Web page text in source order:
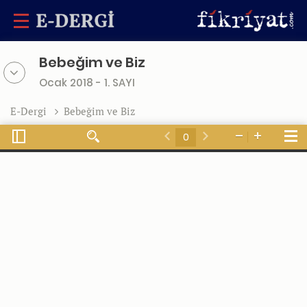
Bebeğim ve Biz
Ocak 2018 - 1. SAYI
E-Dergi Bebeğim ve Biz
Toggle
Sidebar
Find
Previous
Next
Tools
Zoom
Zoom